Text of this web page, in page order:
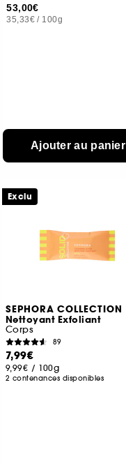
53,00€
35,33€ / 100g
Ajouter au panier
SEPHORA COLLECTION
Nettoyant Exfoliant
Corps
89
7,99€
9,99€ / 100g
2 contenances disponibles
Exclu